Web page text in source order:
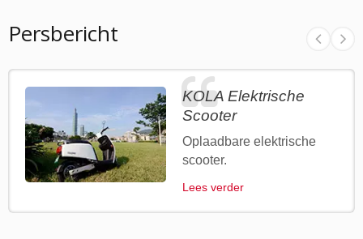
Persbericht
KOLA Elektrische
Scooter
Oplaadbare elektrische
scooter.
Lees verder